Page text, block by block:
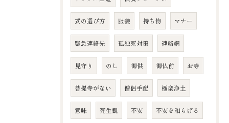
式の選び方 服装 持ち物 マナー
緊急連絡先 孤独死対策 連絡網
見守り のし 御供 御仏前 お寺
菩提寺がない 僧侶手配 極楽浄土
意味 死生観 不安 不安を和らげる